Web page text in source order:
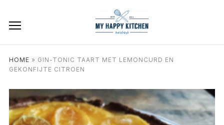
HOME » GIN-TONIC TAART MET LEMONCURD EN
GEKONFIJTE CITROEN